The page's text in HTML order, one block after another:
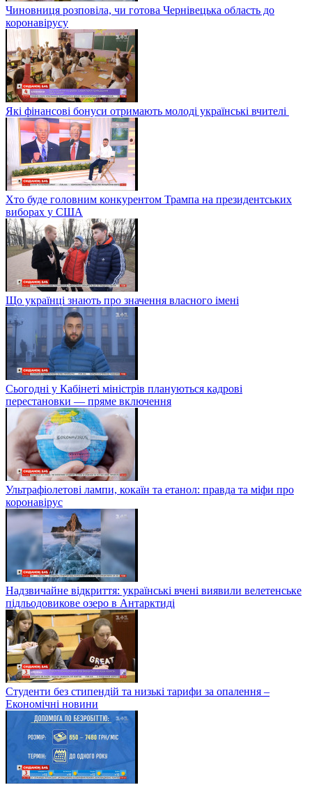
Чиновниця розповіла, чи готова Чернівецька область до
коронавірусу
Які фінансові бонуси отримають молоді українські вчителі
Хто буде головним конкурентом Трампа на президентських
виборах у США
Що українці знають про значення власного імені
Сьогодні у Кабінеті міністрів плануються кадрові
перестановки — пряме включення
Ультрафіолетові лампи, кокаїн та етанол: правда та міфи про
коронавірус
Надзвичайне відкриття: українські вчені виявили велетенське
підльодовикове озеро в Антарктиді
Студенти без стипендій та низькі тарифи за опалення –
Економічні новини